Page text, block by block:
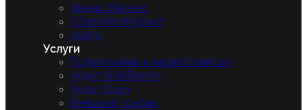
Яндекс.Маркет
Сбер МегаМаркет
Авито
Услуги
Подключение к маркетплейсам
Аудит WildBerries
Аудит Озон
Внешний трафик